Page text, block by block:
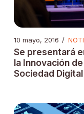
10 mayo, 2016 /
Se presentará
la Innovación
Sociedad